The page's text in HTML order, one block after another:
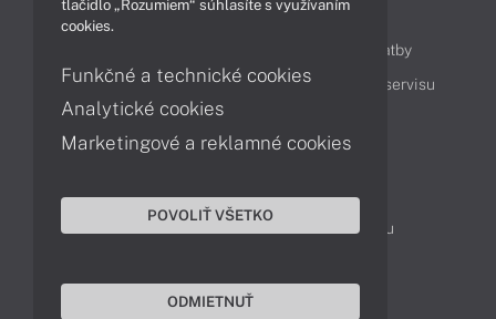
Obsah
Možnosti doručenia a platby
Podpora a servis
Servisné služby Cenník servisu
Kontakty
043 4224 771
Obchodné oddelenie
Reklamácia tovaru
tlačidlo „Rozumiem“ súhlasíte s využívaním
cookies.
Funkčné a technické cookies
Analytické cookies
Marketingové a reklamné cookies
POVOLIŤ VŠETKO
ODMIETNUŤ